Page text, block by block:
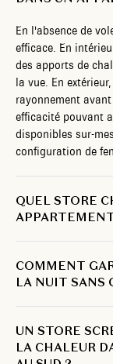
En l'absence de
efficace. En
des apports de
la vue. En
rayonnement
efficacité pouvant
disponibles sur-
configuration de
QUEL STORE
COMMENT
LA NUIT SANS
UN STORE
LA CHALEUR